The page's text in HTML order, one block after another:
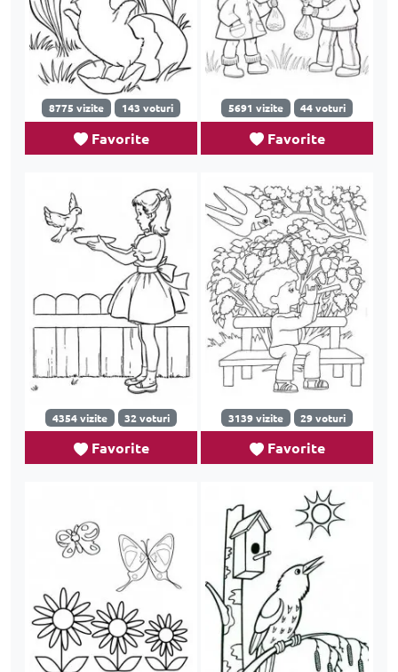
8775 vizite 143 voturi
Favorite
5691 vizite 44 voturi
Favorite
4354 vizite 32 voturi
Favorite
3139 vizite 29 voturi
Favorite